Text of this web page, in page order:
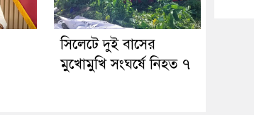
সিলেটে দুই বাসের
মুখোমুখি সংঘর্ষে নিহত ৭